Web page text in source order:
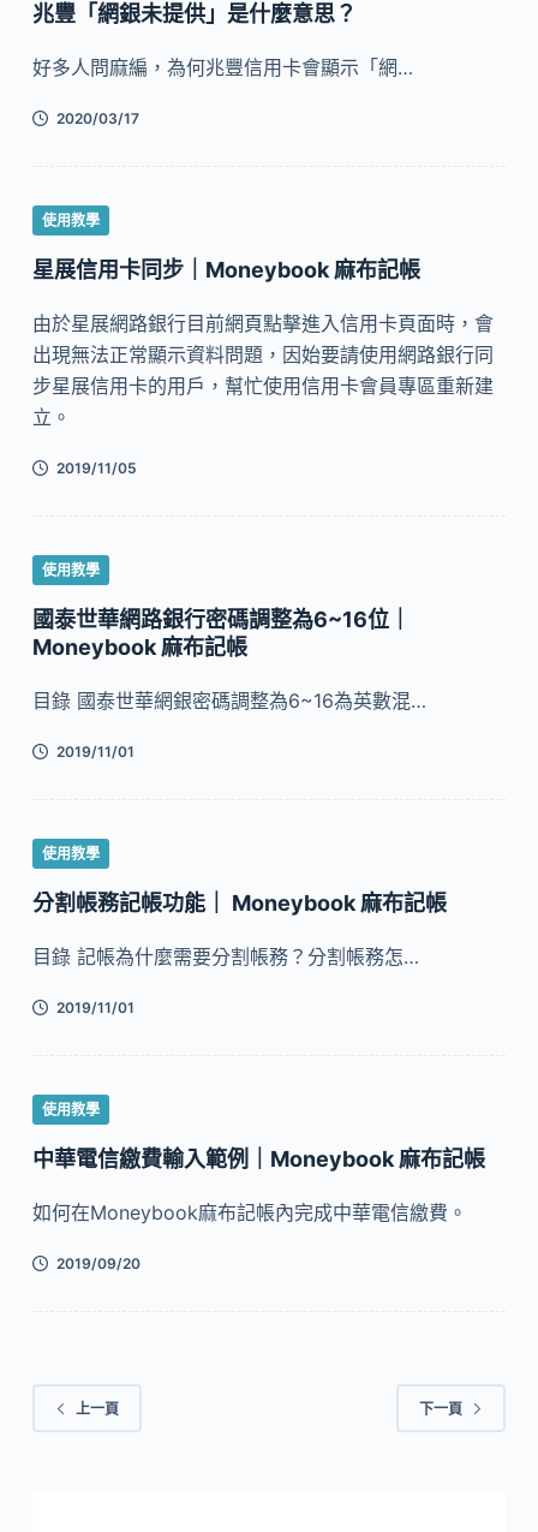
兆豐「網銀未提供」是什麼意思？
好多人問麻編，為何兆豐信用卡會顯示「網…
2020/03/17
使用教學
星展信用卡同步｜Moneybook 麻布記帳
由於星展網路銀行目前網頁點擊進入信用卡頁面時，會
出現無法正常顯示資料問題，因始要請使用網路銀行同
步星展信用卡的用戶，幫忙使用信用卡會員專區重新建
立。
2019/11/05
使用教學
國泰世華網路銀行密碼調整為6~16位｜
Moneybook 麻布記帳
目錄 國泰世華網銀密碼調整為6~16為英數混…
2019/11/01
使用教學
分割帳務記帳功能｜ Moneybook 麻布記帳
目錄 記帳為什麼需要分割帳務？分割帳務怎…
2019/11/01
使用教學
中華電信繳費輸入範例｜Moneybook 麻布記帳
如何在Moneybook麻布記帳內完成中華電信繳費。
2019/09/20
上一頁 下一頁